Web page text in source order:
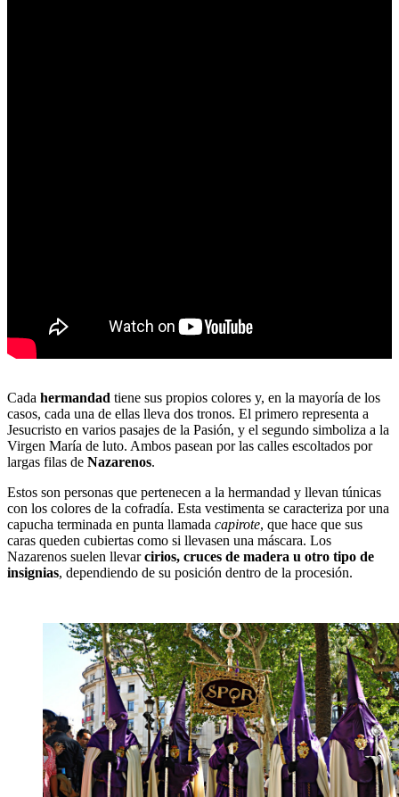
Cada hermandad tiene sus propios colores y, en la mayoría de los
casos, cada una de ellas lleva dos tronos. El primero representa a
Jesucristo en varios pasajes de la Pasión, y el segundo simboliza a la
Virgen María de luto. Ambos pasean por las calles escoltados por
largas filas de Nazarenos.
Estos son personas que pertenecen a la hermandad y llevan túnicas
con los colores de la cofradía. Esta vestimenta se caracteriza por una
capucha terminada en punta llamada capirote, que hace que sus
caras queden cubiertas como si llevasen una máscara. Los
Nazarenos suelen llevarcirios, cruces de madera u otro tipo de
insignias, dependiendo de su posición dentro de la procesión.